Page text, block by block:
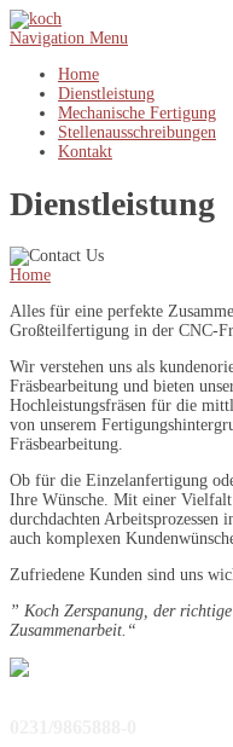
Navigation Menu
Home
Dienstleistung
Mechanische Fertigung
Stellenausschreibungen
Kontakt
Dienstleistung
Home
Alles für eine perfekte
Großteilfertigung in der CNC-
Wir verstehen uns als
Fräsbearbeitung und bieten
Hochleistungsfräsen für die
von unserem
Fräsbearbeitung.
Ob für die Einzelanfertigung
Ihre Wünsche. Mit einer
durchdachten Arbeitsprozessen
auch komplexen
Zufriedene Kunden sind uns
” Koch Zerspanung, der
Zusammenarbeit.“